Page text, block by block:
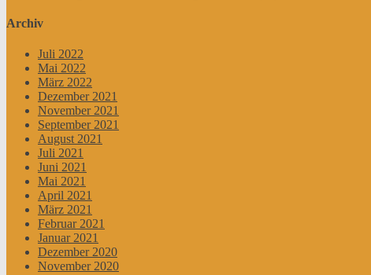
Archiv
Juli 2022
Mai 2022
März 2022
Dezember 2021
November 2021
September 2021
August 2021
Juli 2021
Juni 2021
Mai 2021
April 2021
März 2021
Februar 2021
Januar 2021
Dezember 2020
November 2020